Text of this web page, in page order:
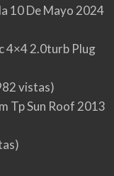
10 De Mayo 2024
4×4 2.0turb Plug
vistas)
Tp Sun Roof 2013